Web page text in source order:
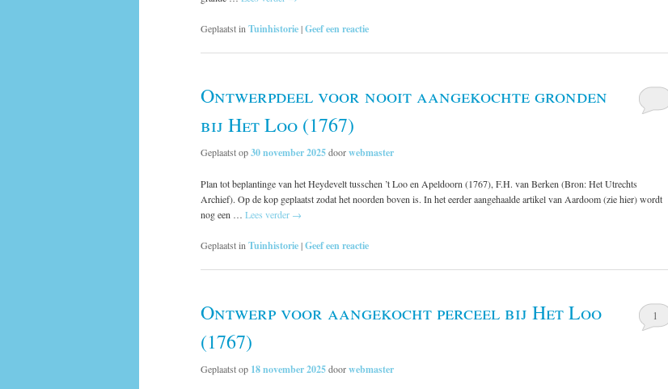
Geplaatst in Tuinhistorie|Geef een reactie
Ontwerpdeel voor nooit aangekochte gronden
bij Het Loo (1767)
Geplaatst op30 november 2025doorwebmaster
Plan tot beplantinge van het Heydevelt tusschen ’t Loo en Apeldoorn (1767), F.H. van Berken (Bron: Het Utrechts
Archief). Op de kop geplaatst zodat het noorden boven is. In het eerder aangehaalde artikel van Aardoom (zie hier) wordt
nog een … Lees verder →
Geplaatst inTuinhistorie|Geef een reactie
Ontwerp voor aangekocht perceel bij Het Loo
(1767)
Geplaatst op 18 november 2025doorwebmaster
1